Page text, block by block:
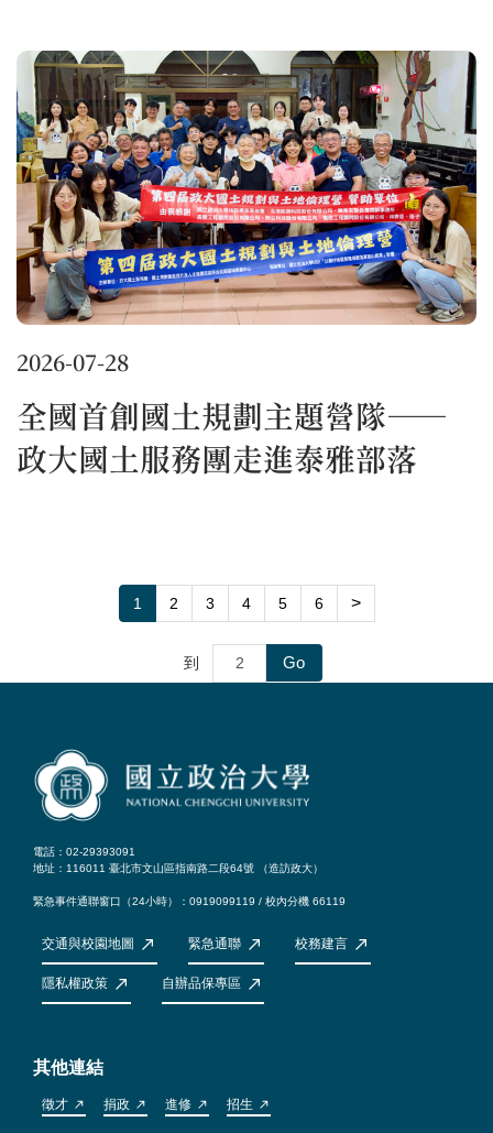
2026-07-28
全國首創國土規劃主題營隊——
政大國土服務團走進泰雅部落
1 2 3 4 5 6 >
到 Go
電話：02-29393091
地址：116011 臺北市文山區指南路二段64號 （造訪政大）
緊急事件通聯窗口（24小時）：0919099119 / 校內分機 66119
交通與校園地圖 緊急通聯 校務建言
隱私權政策 自辦品保專區
其他連結
徵才 捐政 進修 招生